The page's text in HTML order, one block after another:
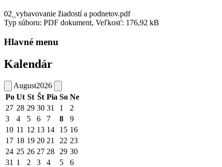
02_vybavovanie žiadostí a podnetov.pdf
Typ súboru: PDF dokument, Veľkosť: 176,92 kB
Hlavné menu
Kalendár
August2026
Po Ut St Št Pia So Ne
27 28 29 30 31 1
2
3
4 5 6 7 8
9
10 11 12 13 14 15 16
17 18 19 20 21 22 23
24 25 26 27 28 29 30
31 1 2 3 4 5 6